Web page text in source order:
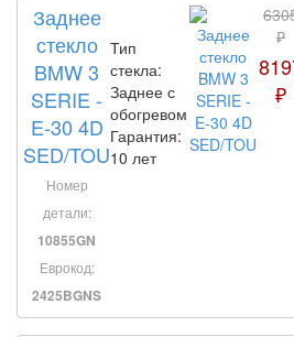
Заднее
стекло
BMW 3
SERIE -
E-30 4D
SED/TOU
Номер
детали:
10855GN
Еврокод:
2425BGNS
Тип
стекла:
Заднее с
обогревом
Гарантия:
10 лет
₽
₽